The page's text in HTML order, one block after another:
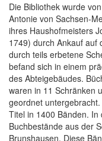
Die Bibliothek wurde
Antonie von Sachsen-
ihres Haushofmeisters
1749) durch Ankauf auf
durch teils erbetene
befand sich in einem
des Abteigebäudes.
waren in 11 Schränken
geordnet
Titel in 1400 Bänden.
Buchbestände aus der
Brunshausen. Diese